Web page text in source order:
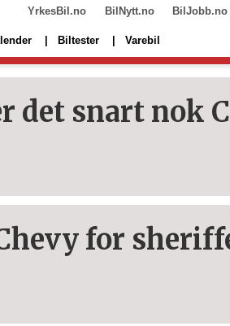
YrkesBil.no BilNytt.no BilJobb.no
Biltester Varebil
det snart nok
for